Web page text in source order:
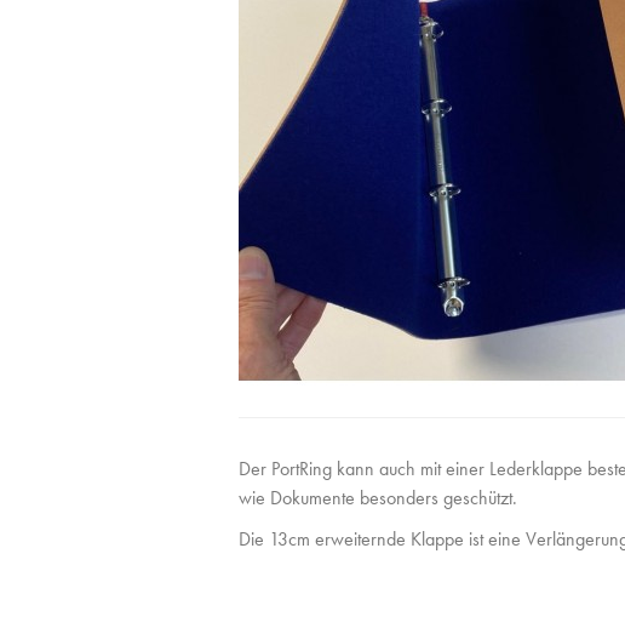
Der PortRing kann auch mit einer Lederklappe
wie Dokumente besonders geschützt.
Die 13cm erweiternde Klappe ist eine